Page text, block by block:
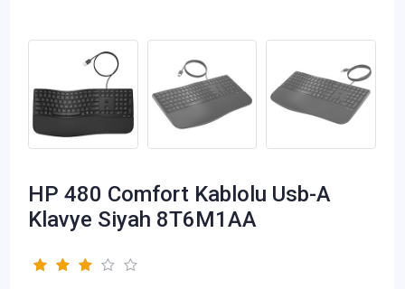
HP 480 Comfort Kablolu Usb-A
Klavye Siyah 8T6M1AA